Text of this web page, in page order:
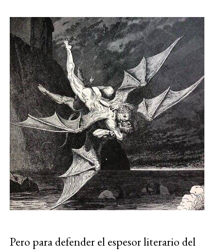
Pero para defender el espesor literario del